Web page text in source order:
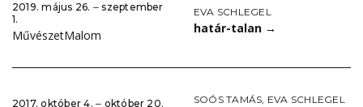
2019. május 26. ‒ szeptember
1.
MűvészetMalom
EVA SCHLEGEL
határ-talan →
2017. október 4. ‒ október 20. SOÓS TAMÁS, EVA SCHLEGEL